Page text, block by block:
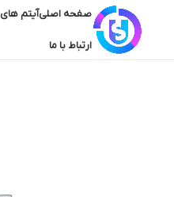
صفحه اصلیآیتم های
ارتباط با ما